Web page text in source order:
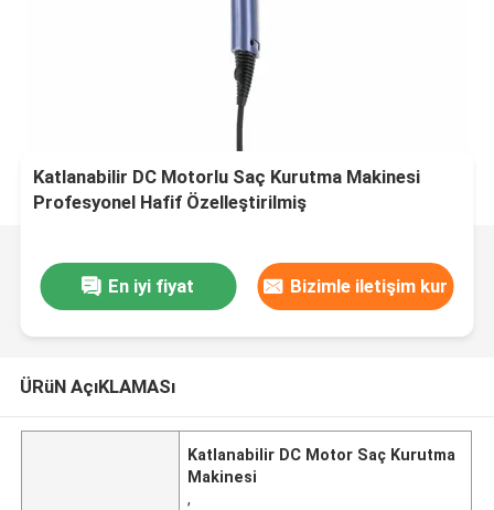
Katlanabilir DC Motorlu Saç Kurutma Makinesi
Profesyonel Hafif Özelleştirilmiş
En iyi fiyat Bizimle iletişim kur
ÜRüN AçıKLAMASı
Katlanabilir DC Motor Saç Kurutma
Makinesi
,